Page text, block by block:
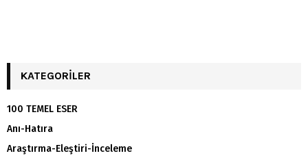
KATEGORILER
100 TEMEL ESER
Anı-Hatıra
Araştırma-Eleştiri-İnceleme